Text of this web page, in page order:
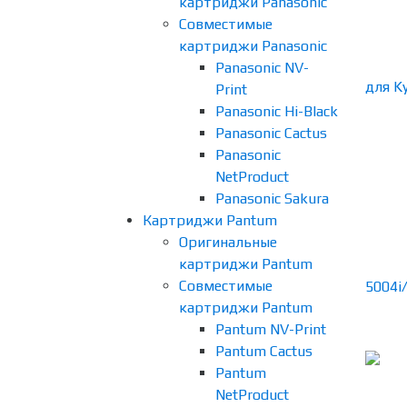
Совместимые
картриджи Panasonic
Panasonic NV-
Print
Panasonic Hi-Black
Panasonic Cactus
Panasonic
NetProduct
Panasonic Sakura
Картриджи Pantum
Оригинальные
картриджи Pantum
Совместимые
картриджи Pantum
Pantum NV-Print
Pantum Cactus
Pantum
NetProduct